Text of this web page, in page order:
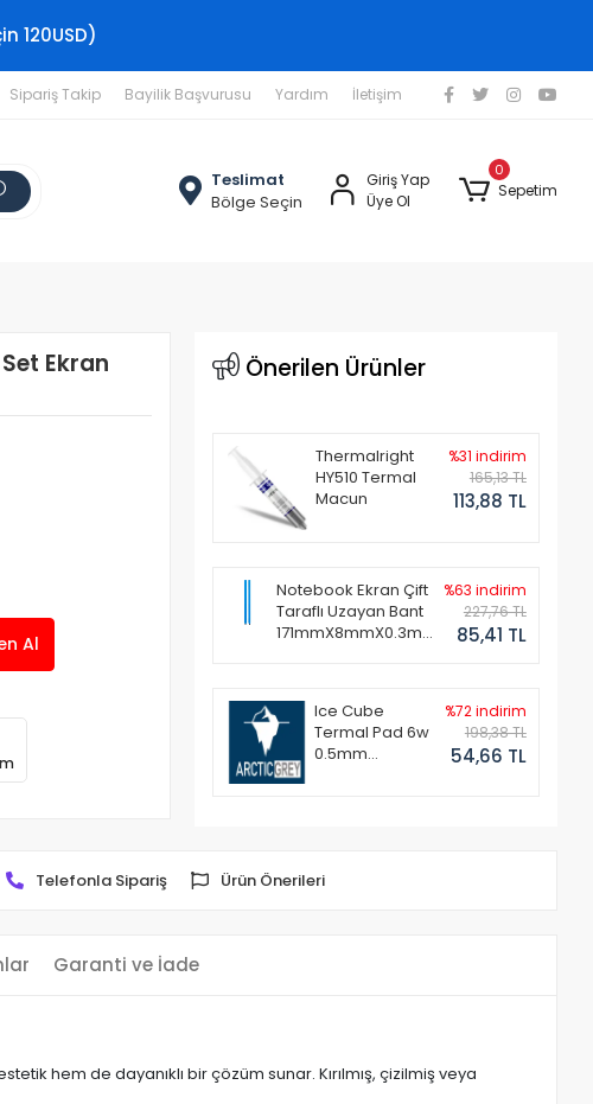
120USD)
Sipariş Takip Bayilik Başvurusu Yardım İletişim
Teslimat
Bölge Seçin
Giriş Yap
Üye Ol
0
Sepetim
Ekran
Al
Önerilen Ürünler
Thermalright
HY510 Termal
Macun
%31 indirim
165,13 TL
113,88 TL
Notebook Ekran Çift
Taraflı Uzayan Bant
171mmX8mmX0.3mm
%63 indirim
227,76 TL
85,41 TL
Ice Cube
Termal Pad 6w
0.5mm
%72 indirim
198,38 TL
54,66 TL
Telefonla Sipariş Ürün Önerileri
Garanti ve İade
hem de dayanıklı bir çözüm sunar. Kırılmış, çizilmiş veya